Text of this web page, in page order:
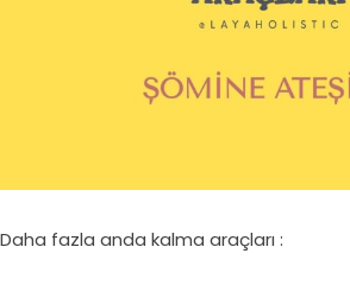
Daha fazla anda kalma araçları :